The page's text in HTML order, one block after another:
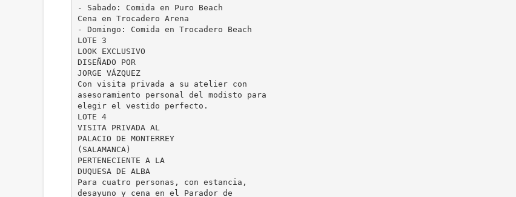
- Sabado: Comida en Puro Beach
Cena en Trocadero Arena
- Domingo: Comida en Trocadero Beach
LOTE 3
LOOK EXCLUSIVO
DISEÑADO POR
JORGE VÁZQUEZ
Con visita privada a su atelier con
asesoramiento personal del modisto para
elegir el vestido perfecto.
LOTE 4
VISITA PRIVADA AL
PALACIO DE MONTERREY
(SALAMANCA)
PERTENECIENTE A LA
DUQUESA DE ALBA
Para cuatro personas, con estancia,
desayuno y cena en el Parador de